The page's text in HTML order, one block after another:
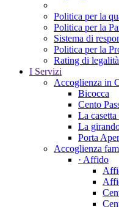
Politica per la
Politica per la
Sistema di
Politica per la
Rating di legalità
I Servizi
Accoglienza in
Bicocca
Cento
La
La
Porta
Accoglienza
· Affido